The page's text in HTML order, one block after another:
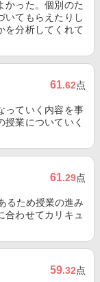
かった。個別のた
いてもらえたりし
を分析してくれて
61.62点
っていく内容を事
業についていく
61.29点
るため授業の進み
わせてカリキュ
59.32点